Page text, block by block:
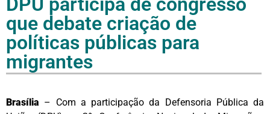
que debate criação de
políticas públicas para
migrantes
Brasília – Com a participação da Defensoria Pública da